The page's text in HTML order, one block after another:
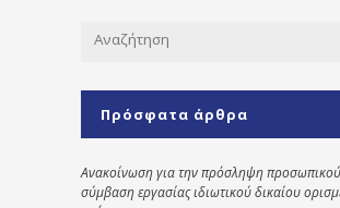
Πρόσφατα άρθρα
Ανακοίνωση για την πρόσληψη
σύμβαση εργασίας ιδιωτικού δικαίου